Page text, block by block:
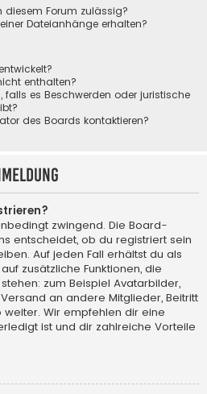
Forum zulässig?
Dateianhänge erhalten?
enthalten?
es Beschwerden oder juristische
des Boards kontaktieren?
zwingend. Die Board-
entscheidet, ob du registriert sein
Auf jeden Fall erhältst du als
zusätzliche Funktionen, die
zum Beispiel Avatarbilder,
an andere Mitglieder, Beitritt
Wir empfehlen dir eine
ist und dir zahlreiche Vorteile